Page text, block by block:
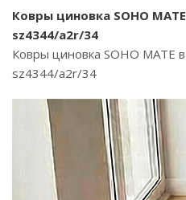
Ковры циновка SOHO
sz4344/a2r/34
Ковры циновка SOHO MATE
sz4344/a2r/34